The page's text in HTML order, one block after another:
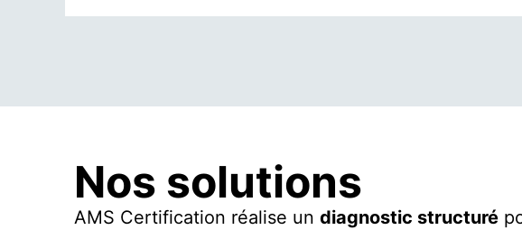
Nos solutions
AMS Certification réalise un diagnostic structuré